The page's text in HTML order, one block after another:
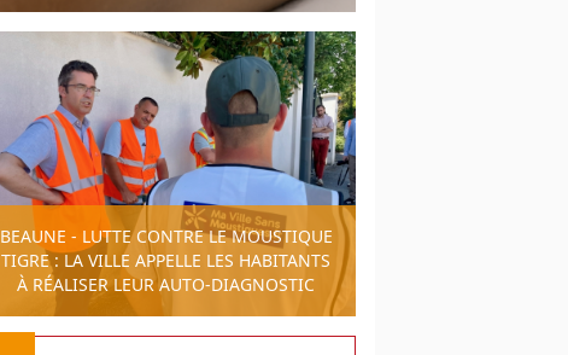
BEAUNE - LUTTE CONTRE LE MOUSTIQUE
TIGRE : LA VILLE APPELLE LES HABITANTS
À RÉALISER LEUR AUTO-DIAGNOSTIC